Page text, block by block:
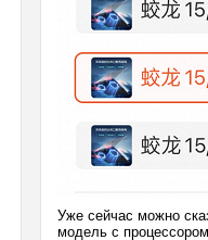
Уже сейчас можно
модель с